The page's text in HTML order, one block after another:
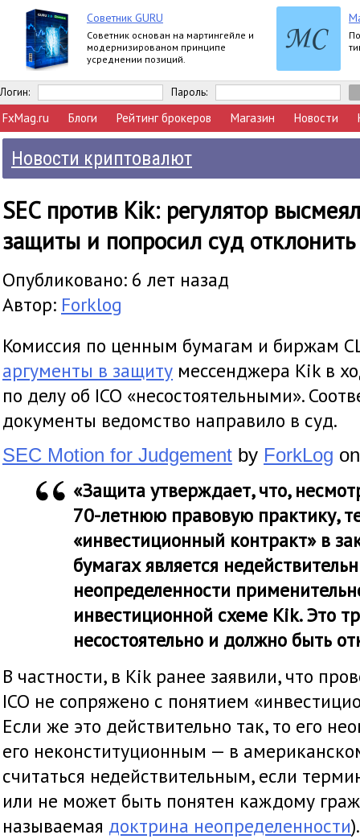
Советник GURU
Советник основан на мартингейле и
модернизированом принципе
усреднении позиций.
Логин: Пароль:
FxMag.ru Блоги Рейтинг брокеров Магазин Новости
Новости криптовалют
SEC против Kik: регулятор
защиты и попросил суд
Опубликовано: 6 лет назад
Автор: Forklog
Комиссия по ценным бумагам и биржам
аргументы в защиту мессенджера Kik в
по делу об ICO «несостоятельными».
документы ведомство направило в суд.
SEC Motion for Judgement by ForkLog
«Защита утверждает, что,
70-летнюю правовую практику,
«инвестиционный контракт» в
бумагах является
неопределенности
инвестиционной схеме Kik. Это
несостоятельно и должно быть
В частности, в Kik ранее заявили, что
ICO не сопряжено с понятием
Если же это действительно так, то его
его неконституционным — в
считаться недействительным, если
или не может быть понятен каждому
называемая доктрина неопределенности).